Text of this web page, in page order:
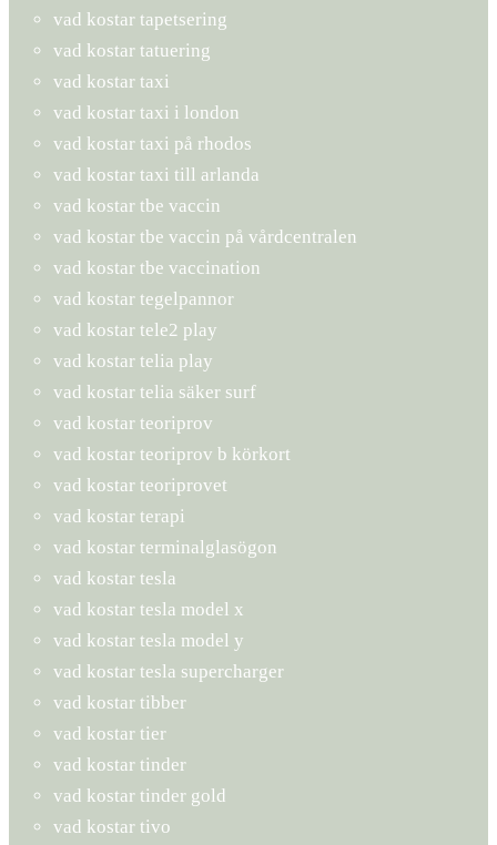
vad kostar tapetsering
vad kostar tatuering
vad kostar taxi
vad kostar taxi i london
vad kostar taxi på rhodos
vad kostar taxi till arlanda
vad kostar tbe vaccin
vad kostar tbe vaccin på vårdcentralen
vad kostar tbe vaccination
vad kostar tegelpannor
vad kostar tele2 play
vad kostar telia play
vad kostar telia säker surf
vad kostar teoriprov
vad kostar teoriprov b körkort
vad kostar teoriprovet
vad kostar terapi
vad kostar terminalglasögon
vad kostar tesla
vad kostar tesla model x
vad kostar tesla model y
vad kostar tesla supercharger
vad kostar tibber
vad kostar tier
vad kostar tinder
vad kostar tinder gold
vad kostar tivo